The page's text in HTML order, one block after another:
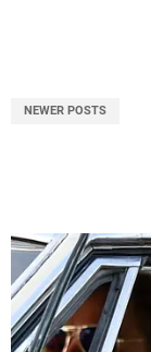
NEWER POSTS